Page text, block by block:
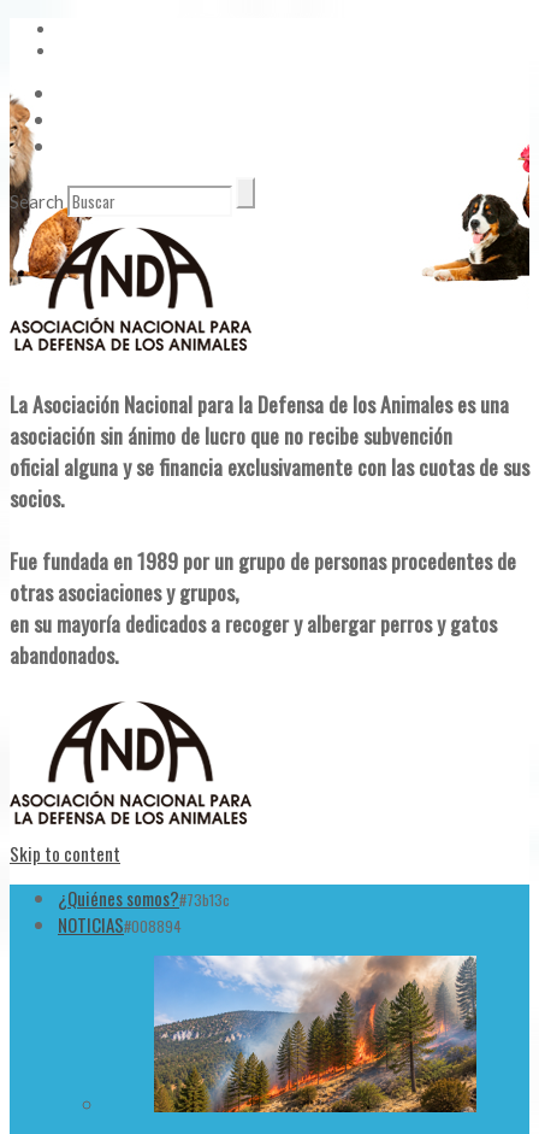
Search
La Asociación Nacional para la Defensa de los Animales es una
asociación sin ánimo de lucro que no recibe subvención
oficial alguna y se financia exclusivamente con las cuotas de sus
socios.
Fue fundada en 1989 por un grupo de personas procedentes de
otras asociaciones y grupos,
en su mayoría dedicados a recoger y albergar perros y gatos
abandonados.
Skip to content
¿Quiénes somos?#73b13c
NOTICIAS#008894